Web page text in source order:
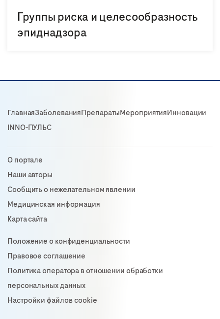
Группы риска и целесообразность
эпиднадзора
ГлавнаяЗаболеванияПрепаратыМероприятияИнновации
INNO-ПУЛЬС
О портале
Наши авторы
Сообщить о нежелательном явлении
Медицинская информация
Карта сайта
Положение о конфиденциальности
Правовое соглашение
Политика оператора в отношении обработки
персональных данных
Настройки файлов cookie